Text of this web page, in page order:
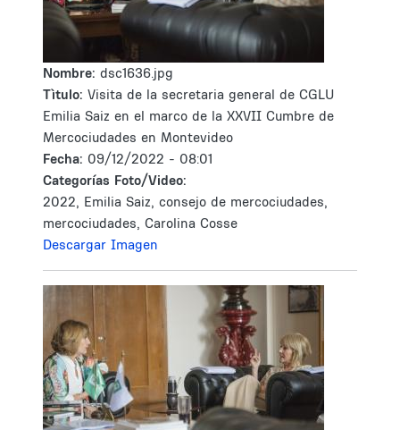
Nombre: dsc1636.jpg
Tìtulo: Visita de la secretaria general de CGLU
Emilia Saiz en el marco de la XXVII Cumbre de
Mercociudades en Montevideo
Fecha: 09/12/2022 - 08:01
Categorías Foto/Video:
2022, Emilia Saiz, consejo de mercociudades,
mercociudades, Carolina Cosse
Descargar Imagen